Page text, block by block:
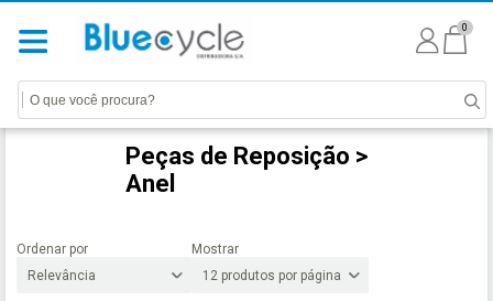
0
Peças de Reposição >
Anel
Ordenar por Mostrar